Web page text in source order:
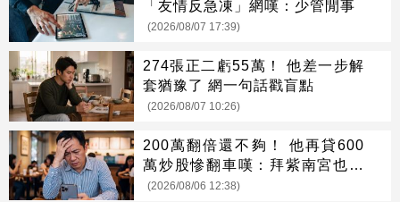
「友情反急凍」網嘆：少管閒事
(2026/08/07 17:39)
274張正二虧55萬！ 他差一步解
套猶豫了 網一句話戳盲點
(2026/08/07 10:26)
200萬翻倍還不夠！ 他再貸600
萬炒股慘翻車嘆：拜紫南宮也沒
用
(2026/08/06 12:38)